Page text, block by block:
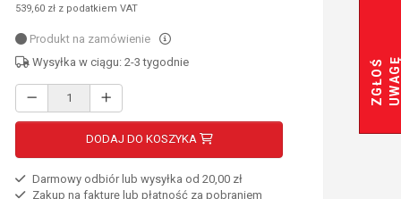
Z
G
Ł
O
Ś
U
W
A
GĘ
539,60 zł z podatkiem VAT
Produkt na zamówienie
Wysyłka w ciągu: 2-3 tygodnie
DODAJ DO KOSZYKA
Darmowy odbiór lub wysyłka od 20,00 zł
Zakup na fakturę lub płatność za pobraniem